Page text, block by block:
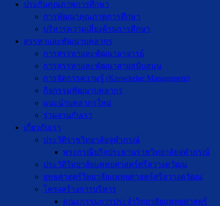
ประกันคุณภาพการศึกษา
การพัฒนาคุณภาพการศึกษา
บริหารความเสี่ยงด้านการศึกษา
สรรหาและพัฒนาบุคลากร
การสรรหาและพัฒนาอาจารย์
การสรรหาและพัฒนาสายสนับสนุน
การจัดการความรู้ (Knowledge Management)
กิจกรรมพัฒนาบุคลากร
แนะนำบุคลากรใหม่
ร่วมงานกับเรา
เกี่ยวกับเรา
ประวัติราชวิทยาลัยจุฬาภรณ์
พระกรณียกิจประธานราชวิทยาลัยจุฬาภรณ์
ประวัติวิทยาลัยแพทยศาสตร์ศรีสวางควัฒน
ยุทธศาสตร์วิทยาลัยแพทยศาสตร์ศรีสวางควัฒน
โครงสร้างการบริหาร
คณะกรรมการประจำวิทยาลัยแพทยศาสตร์